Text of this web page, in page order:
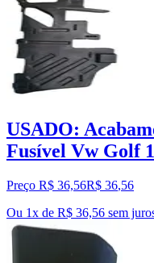
USADO:
Fusível Vw Golf
Preço R$ 36,56R$ 36,56
Ou 1x de R$ 36,56 sem